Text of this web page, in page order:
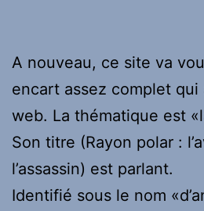
A nouveau, ce site va
encart assez complet qui
web. La thématique est
Son titre (Rayon polar :
l’assassin) est parlant.
Identifié sous le nom